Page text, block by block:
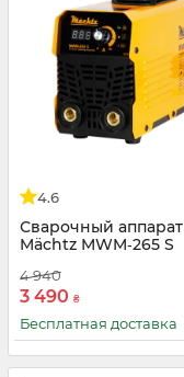
4.6
Сварочный аппарат
Mächtz MWM‑265 S
4 940
3 490 ₴
Бесплатная доставка